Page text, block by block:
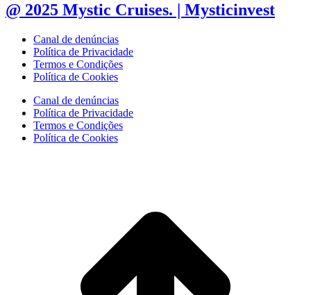
@ 2025 Mystic Cruises. | Mysticinvest
Canal de denúncias
Política de Privacidade
Termos e Condições
Política de Cookies
Canal de denúncias
Política de Privacidade
Termos e Condições
Política de Cookies